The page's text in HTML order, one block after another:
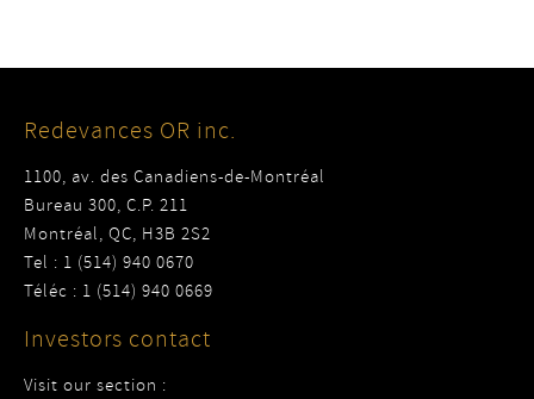
Redevances OR inc.
1100, av. des Canadiens-de-Montréal
Bureau 300, C.P. 211
Montréal, QC, H3B 2S2
Tel : 1 (514) 940 0670
Téléc : 1 (514) 940 0669
Investors contact
Visit our section :